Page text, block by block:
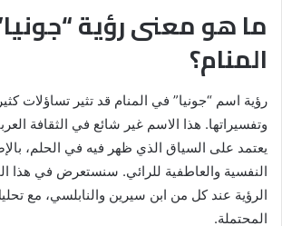
ما هو معنى رؤية
المنام؟
رؤية اسم “جونيا” في المنام قد تثير تساؤلات
وتفسيراتها. هذا الاسم غير شائع في الثقافة
يعتمد على السياق الذي ظهر فيه في الحلم،
النفسية والعاطفية للرائي. سنستعرض في هذا
الرؤية عند كل من ابن سيرين والنابلسي، مع
المحتملة.